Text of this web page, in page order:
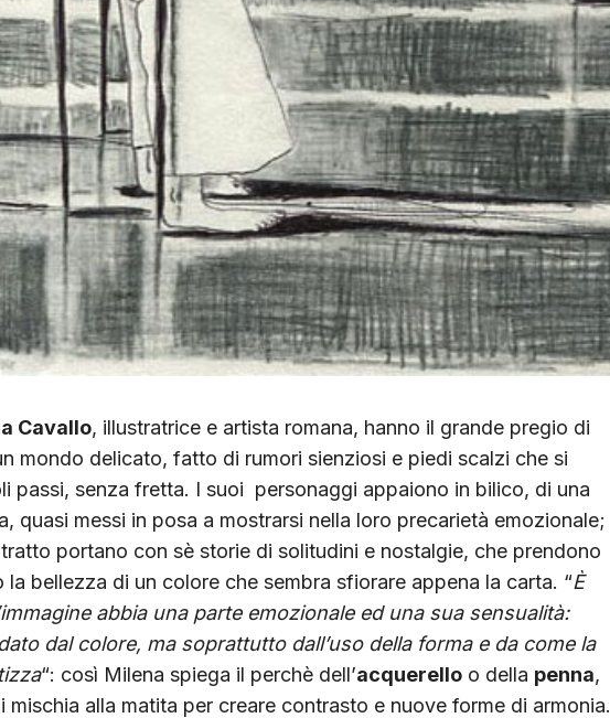
Cavallo, illustratrice e artista romana, hanno il grande pregio di
mondo delicato, fatto di rumori sienziosi e piedi scalzi che si
passi, senza fretta. I suoi personaggi appaiono in bilico, di una
quasi messi in posa a mostrarsi nella loro precarietà emozionale;
portano con sè storie di solitudini e nostalgie, che prendono
la bellezza di un colore che sembra sfiorare appena la carta. “È
abbia una parte emozionale ed una sua sensualità:
dal colore, ma soprattutto dall’uso della forma e da come la
“: così Milena spiega il perchè dell’acquerello o della penna,
mischia alla matita per creare contrasto e nuove forme di armonia.